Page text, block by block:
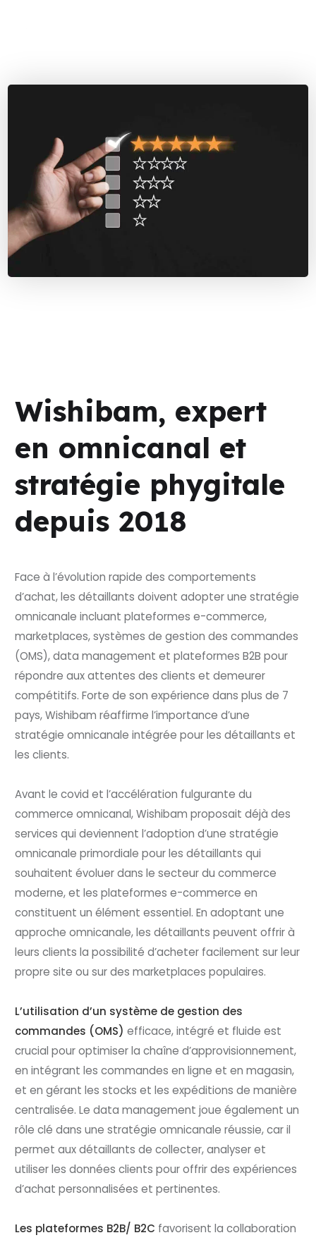
Wishibam, expert
en omnicanal et
stratégie phygitale
depuis 2018
Face à l’évolution rapide des comportements
d’achat, les détaillants doivent adopter une stratégie
omnicanale incluant plateformes e-commerce,
marketplaces, systèmes de gestion des commandes
(OMS), data management et plateformes B2B pour
répondre aux attentes des clients et demeurer
compétitifs. Forte de son expérience dans plus de 7
pays, Wishibam réaffirme l’importance d’une
stratégie omnicanale intégrée pour les détaillants et
les clients.
Avant le covid et l’accélération fulgurante du
commerce omnicanal, Wishibam proposait déjà des
services qui deviennent l’adoption d’une stratégie
omnicanale primordiale pour les détaillants qui
souhaitent évoluer dans le secteur du commerce
moderne, et les plateformes e-commerce en
constituent un élément essentiel. En adoptant une
approche omnicanale, les détaillants peuvent offrir à
leurs clients la possibilité d’acheter facilement sur leur
propre site ou sur des marketplaces populaires.
L’utilisation d’un système de gestion des
commandes (OMS)efficace, intégré et fluide est
crucial pour optimiser la chaîne d’approvisionnement,
en intégrant les commandes en ligne et en magasin,
et en gérant les stocks et les expéditions de manière
centralisée. Le data management joue également un
rôle clé dans une stratégie omnicanale réussie, car il
permet aux détaillants de collecter, analyser et
utiliser les données clients pour offrir des expériences
d’achat personnalisées et pertinentes.
Les plateformes B2B/ B2C favorisent la collaboration